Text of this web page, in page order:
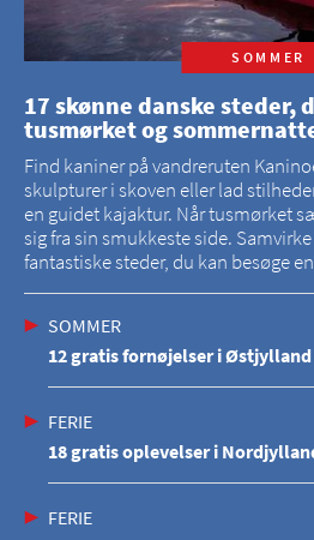
SOMMER
17 skønne danske steder,
tusmørket og
Find kaniner på vandreruten
skulpturer i skoven eller lad
en guidet kajaktur. Når tusmørket
sig fra sin smukkeste side.
fantastiske steder, du kan besøge
SOMMER
12 gratis fornøjelser i Østjylland
FERIE
18 gratis oplevelser i
FERIE